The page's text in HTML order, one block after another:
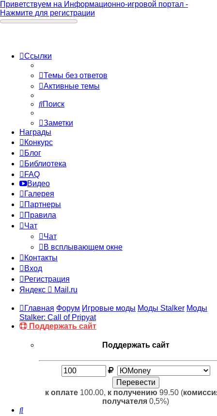
Приветствуем на Информационно-игровой портал -
Нажмите для регистрации
Ссылки
Темы без ответов
Активные темы
Поиск
Заметки
Награды
Конкурс
Блог
Библиотека
FAQ
Видео
Галерея
Партнеры
Правила
Чат
Чат
В всплывающем окне
Контакты
Вход
Регистрация
Яндекс
Mail.ru
Главная Форум Игровые моды Моды Stalker Моды
Stalker: Call of Pripyat
Поддержать сайт
Поддержать сайт
к оплате100.00, к получению 99.50 (
получателя 0,5%)
Поиск